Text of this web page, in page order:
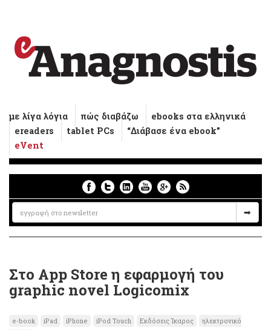
με λίγα λόγια πώς διαβάζω
ebooks στα ελληνικά
ereaders
tablet PCs
“Διάβασε ένα ebook”
eVent
Στο App Store η εφαρμογή του
graphic novel Logicomix
e-book iPad iPhone iPod Touch Εκδόσεις Ίκαρος
ηλεκτρονικό